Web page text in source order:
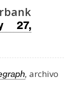
27,
, archivo